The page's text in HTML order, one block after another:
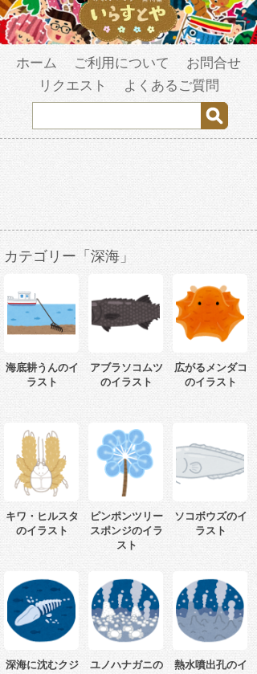
ホーム ご利用について
お問合せ
リクエスト
よくあるご質問
カテゴリー「深海」
海底耕うんのイ
ラスト
アブラソコムツ
のイラスト
広がるメンダコ
のイラスト
キワ・ヒルスタ
のイラスト
ピンポンツリー
スポンジのイラ
スト
ソコボウズのイ
ラスト
深海に沈むクジ
ユノハナガニの
熱水噴出孔のイ